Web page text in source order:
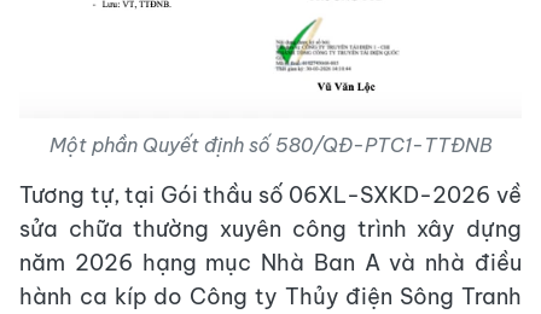
Một phần Quyết định số 580/QĐ-PTC1-TTĐNB
Tương tự, tại Gói thầu số 06XL-SXKD-2026 về
sửa chữa thường xuyên công trình xây dựng
năm 2026 hạng mục Nhà Ban A và nhà điều
hành ca kíp do Công ty Thủy điện Sông Tranh